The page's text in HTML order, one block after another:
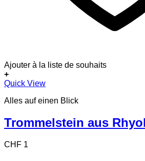
Ajouter à la liste de souhaits
+
Quick View
Alles auf einen Blick
Trommelstein aus
CHF 1